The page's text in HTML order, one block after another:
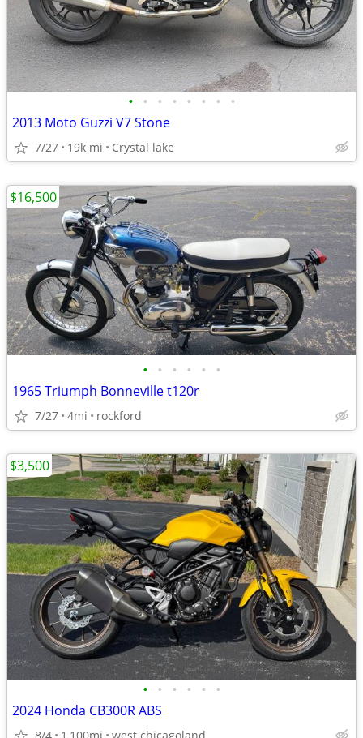
• • • • • • • •
2013 Moto Guzzi V7 Stone
7/27 19k mi Crystal lake
• • • • • •
1965 Triumph Bonneville t120r
7/27 4mi rockford
$16,500
• • • • • •
2024 Honda CB300R ABS
$3,500